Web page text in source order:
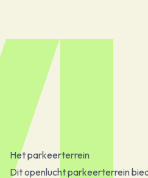
Het parkeerterrein
Dit openlucht parkeerterrein